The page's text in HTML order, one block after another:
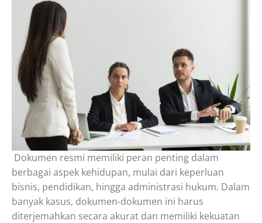
Dokumen resmi memiliki peran penting dalam
berbagai aspek kehidupan, mulai dari keperluan
bisnis, pendidikan, hingga administrasi hukum. Dalam
banyak kasus, dokumen-dokumen ini harus
diterjemahkan secara akurat dan memiliki kekuatan